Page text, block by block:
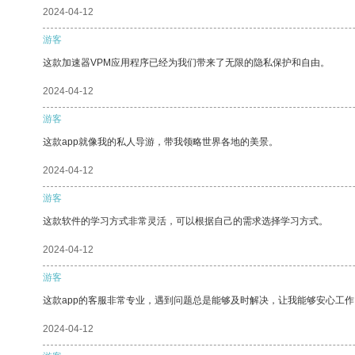
2024-04-12
游客
这款加速器VPM应用程序已经为我们带来了无限的隐私保护和自由。
2024-04-12
游客
这款app就像我的私人导游，带我领略世界各地的美景。
2024-04-12
游客
这款软件的学习方式非常灵活，可以根据自己的需求选择学习方式。
2024-04-12
游客
这款app的客服非常专业，遇到问题总是能够及时解决，让我能够安心工
2024-04-12